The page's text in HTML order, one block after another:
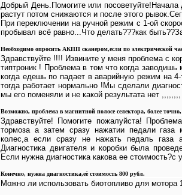
Добрый День.Помогите или
растут потом снижаются и после этого
При переключении на ручной режим с 1-ой
пробывал всё равно...Что делать???как
Необходимо опросить АКПП сканером,если по электрической
Здравствуйте !!!! Извините у меня проблема с
типтроник ! Проблема в том что когда
когда едешь по падает в аварийную режим на
тогда работает нормально !Мы сделали
мы его поменяли и не какой результата нет
Возможно, проблема в магнитной полосе селектора, более
Здравствуйте! Помогите пожалуйста!
тормоза а затем сразу нажатии педали газа
колес,а если сразу не нажать педаль
Диагностика двигателя и коробки была
Если нужна диагностика какова ее стоимость?с
Конечно, нужна диагностика,её стоимость 800 рубл.
Можно ли использовать биотопливо для мотора